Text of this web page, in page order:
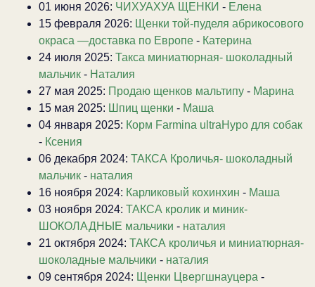
01 июня 2026: ЧИХУАХУА ЩЕНКИ - Елена
15 февраля 2026: Щенки той-пуделя абрикосового
окраса —доставка по Европе - Катерина
24 июля 2025: Такса миниатюрная- шоколадный
мальчик - Наталия
27 мая 2025: Продаю щенков мальтипу - Марина
15 мая 2025: Шпиц щенки - Маша
04 января 2025: Корм Farmina ultraHypo для собак
- Ксения
06 декабря 2024: ТАКСА Кроличья- шоколадный
мальчик - наталия
16 ноября 2024: Карликовый кохинхин - Маша
03 ноября 2024: ТАКСА кролик и миник-
ШОКОЛАДНЫЕ мальчики - наталия
21 октября 2024: ТАКСА кроличья и миниатюрная-
шоколадные мальчики - наталия
09 сентября 2024: Щенки Цвергшнауцера -